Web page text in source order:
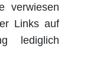
verwiesen
Links auf
lediglich